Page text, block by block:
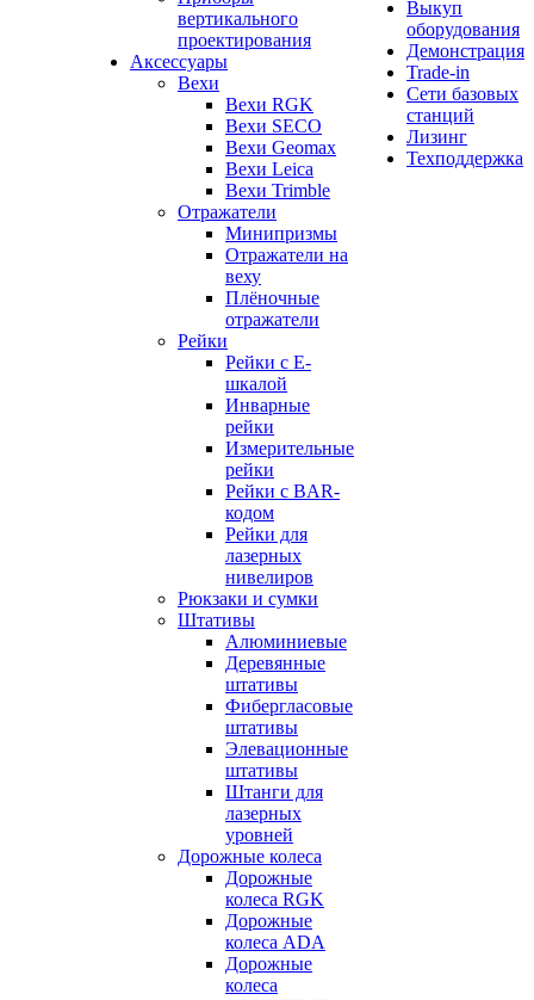
вертикального
проектирования
Аксессуары
Вехи
Вехи RGK
Вехи SECO
Вехи Geomax
Вехи Leica
Вехи Trimble
Отражатели
Минипризмы
Отражатели на
веху
Плёночные
отражатели
Рейки
Рейки с E-
шкалой
Инварные
рейки
Измерительные
рейки
Рейки с BAR-
кодом
Рейки для
лазерных
нивелиров
Рюкзаки и сумки
Штативы
Алюминиевые
Деревянные
штативы
Фибергласовые
штативы
Элевационные
штативы
Штанги для
лазерных
уровней
Дорожные колеса
Дорожные
колеса RGK
Дорожные
колеса ADA
Дорожные
колеса
Выкуп
оборудования
Демонстрация
Trade-in
Сети базовых
станций
Лизинг
Техподдержка